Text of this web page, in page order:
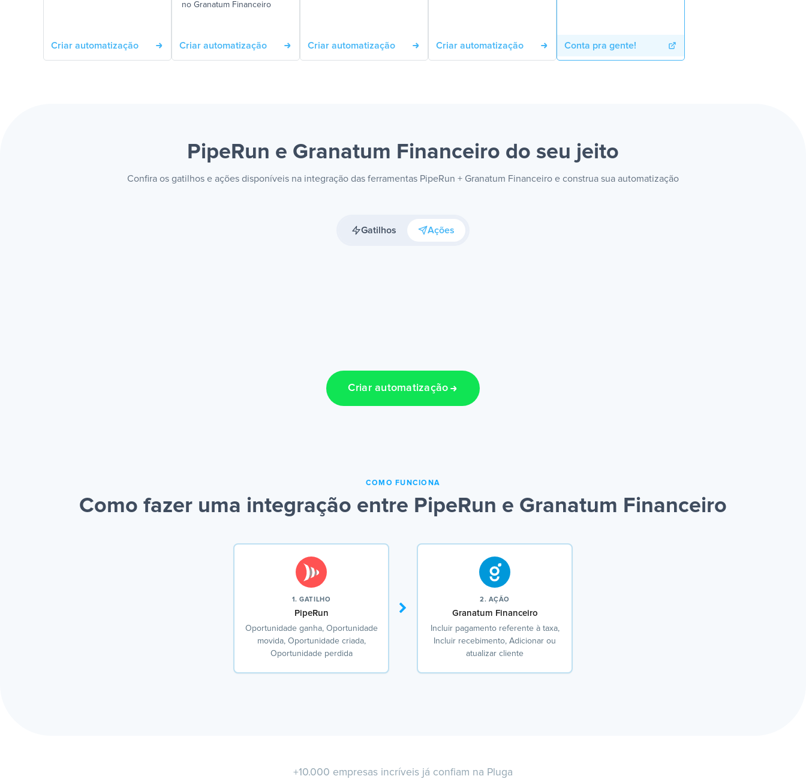
Criar automatização
no Granatum Financeiro
Criar automatização Criar automatização Criar automatização Conta pra gente!
PipeRun e Granatum Financeiro do seu jeito
Confira os gatilhos e ações disponíveis na integração das ferramentas PipeRun + Granatum Financeiro e construa sua automatização
Gatilhos Ações
Criar automatização
COMO FUNCIONA
Como fazer uma integração entre PipeRun e Granatum Financeiro
1. GATILHO
PipeRun
Oportunidade ganha, Oportunidade
movida, Oportunidade criada,
Oportunidade perdida
2. AÇÃO
Granatum Financeiro
Incluir pagamento referente à taxa,
Incluir recebimento, Adicionar ou
atualizar cliente
+10.000 empresas incríveis já confiam na Pluga